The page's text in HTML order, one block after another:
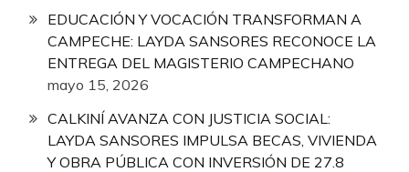
EDUCACIÓN Y VOCACIÓN TRANSFORMAN A
CAMPECHE: LAYDA SANSORES RECONOCE LA
ENTREGA DEL MAGISTERIO CAMPECHANO
mayo 15, 2026
CALKINÍ AVANZA CON JUSTICIA SOCIAL:
LAYDA SANSORES IMPULSA BECAS, VIVIENDA
Y OBRA PÚBLICA CON INVERSIÓN DE 27.8